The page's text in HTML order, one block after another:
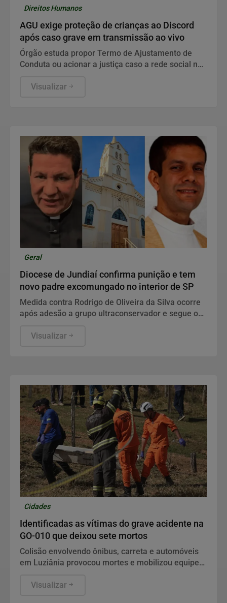
Direitos Humanos
AGU exige proteção de crianças ao Discord
após caso grave em transmissão ao vivo
Órgão estuda propor Termo de Ajustamento de
Conduta ou acionar a justiça caso a rede social não
Visualizar
Geral
Diocese de Jundiaí confirma punição e tem
novo padre excomungado no interior de SP
Medida contra Rodrigo de Oliveira da Silva ocorre
após adesão a grupo ultraconservador e segue o
política.
Visualizar
Cidades
Identificadas as vítimas do grave acidente na
GO-010 que deixou sete mortos
Colisão envolvendo ônibus, carreta e automóveis
em Luziânia provocou mortes e mobilizou equipes
Visualizar